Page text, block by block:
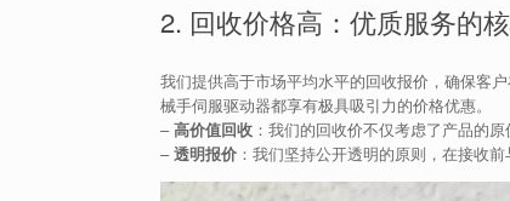
2. 回收价格高：优质服务的
我们提供高于市场平均水平的回收报价，确保客
械手伺服驱动器都享有极具吸引力的价格优惠。
–高价值回收 ：我们的回收价不仅考虑了产品的
–透明报价 ：我们坚持公开透明的原则，在接收